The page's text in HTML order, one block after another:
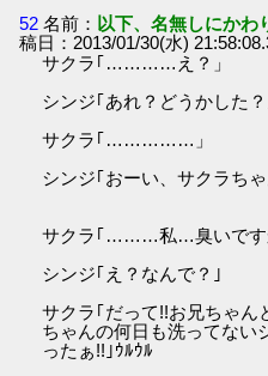
52 名前： 以下、名無しにかわ
稿日：2013/01/30(水)
サクラ｢…………え？」
シンジ｢あれ？どうかした？
サクラ｢……………」
シンジ｢おーい、サクラちゃ
サクラ｢………私…臭いです
シンジ｢え？なんで？｣
サクラ｢だって!!お兄ちゃん
ちゃんの何日も洗ってない
ったぁ!!｣ｳﾙｳﾙ